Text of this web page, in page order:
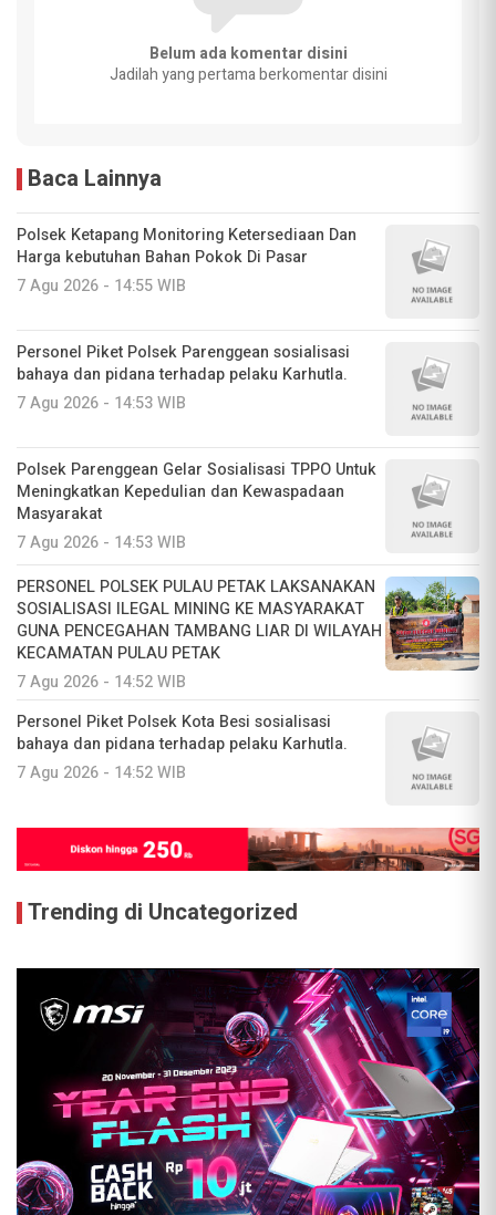
Belum ada komentar disini
Jadilah yang pertama berkomentar disini
Baca Lainnya
‎Polsek Ketapang Monitoring Ketersediaan Dan
Harga kebutuhan Bahan Pokok Di Pasar
7 Agu 2026 - 14:55 WIB
Personel Piket Polsek Parenggean sosialisasi
bahaya dan pidana terhadap pelaku Karhutla.
7 Agu 2026 - 14:53 WIB
Polsek Parenggean Gelar Sosialisasi TPPO Untuk
Meningkatkan Kepedulian dan Kewaspadaan
Masyarakat
7 Agu 2026 - 14:53 WIB
PERSONEL POLSEK PULAU PETAK LAKSANAKAN
SOSIALISASI ILEGAL MINING KE MASYARAKAT
GUNA PENCEGAHAN TAMBANG LIAR DI WILAYAH
KECAMATAN PULAU PETAK
7 Agu 2026 - 14:52 WIB
Personel Piket Polsek Kota Besi sosialisasi
bahaya dan pidana terhadap pelaku Karhutla.
7 Agu 2026 - 14:52 WIB
Trending di Uncategorized